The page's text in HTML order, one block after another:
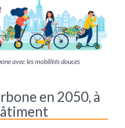
avec les mobilités douces
en 2050, à